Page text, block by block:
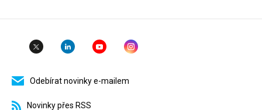
Odebírat novinky e-mailem
Novinky přes RSS